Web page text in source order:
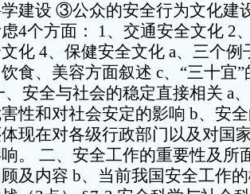
建设 ③公众的安全行为文化建
4个方面： 1、交通安全文化 2
化 4、保健安全文化 a、三个
食、美容方面叙述 c、“三十宜
、安全与社会的稳定直接相关 a
性和对社会安定的影响 b、安
现在对各级行政部门以及对国
。 二、安全工作的重要性及所
及内容 b、当前我国安全工作